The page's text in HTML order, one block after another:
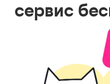
сервис